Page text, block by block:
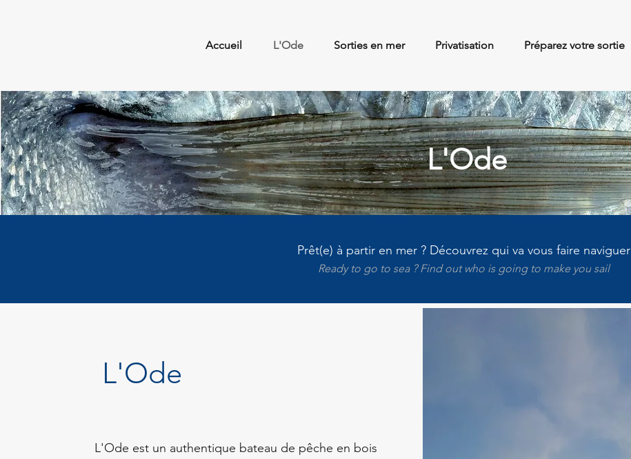
Accueil L'Ode Sorties en mer Privatisation Préparez votre sortie
L'Ode
Prêt(e) à partir en mer ? Découvrez qui va vous faire naviguer
Ready to go to sea ? Find out who is going to make you sail
L'Ode
L'Ode est un authentique bateau de pêche en bois